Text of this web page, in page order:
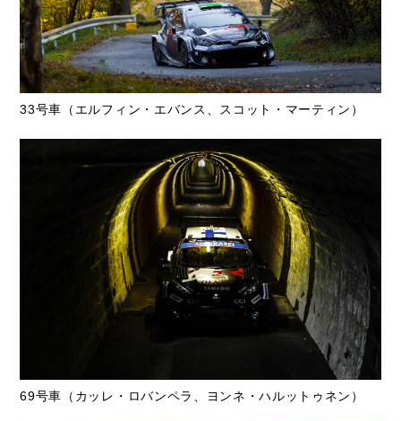
33号車（エルフィン・エバンス、スコット・マーティン）
69号車（カッレ・ロバンペラ、ヨンネ・ハルットゥネン）